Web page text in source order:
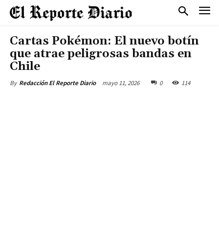
Cartas Pokémon: El nuevo botín
que atrae peligrosas bandas en
Chile
By Redacción El Reporte Diario mayo 11, 2026 0 114